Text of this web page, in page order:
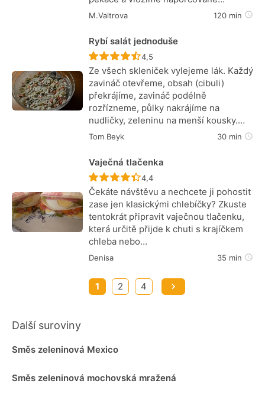
M.Valtrova 120 min
Rybí salát jednoduše
Recept ještě nebyl hodnocen
4,5
Ze všech skleniček vylejeme lák. Každý
zavináč otevřeme, obsah (cibuli)
překrájíme, zavináč podélně
rozřízneme, půlky nakrájíme na
nudličky, zeleninu na menší kousky.…
Tom Beyk 30 min
Vaječná tlačenka
Recept ještě nebyl hodnocen
4,4
Čekáte návštěvu a nechcete ji pohostit
zase jen klasickými chlebíčky? Zkuste
tentokrát připravit vaječnou tlačenku,
která určitě přijde k chuti s krajíčkem
chleba nebo…
Denisa 35 min
1 2 4
Další suroviny
Směs zeleninová Mexico
Směs zeleninová mochovská mražená